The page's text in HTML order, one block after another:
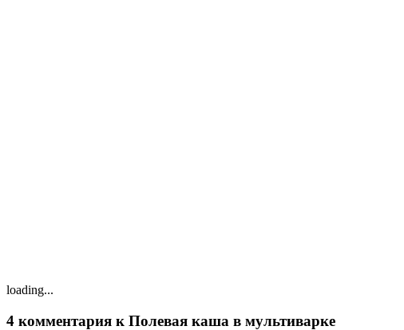
loading...
4 комментария к Полевая каша в мультиварке